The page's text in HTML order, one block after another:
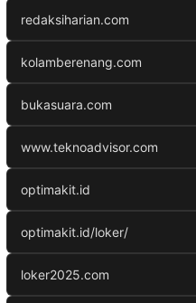
redaksiharian.com
kolamberenang.com
bukasuara.com
www.teknoadvisor.com
optimakit.id
optimakit.id/loker/
loker2025.com